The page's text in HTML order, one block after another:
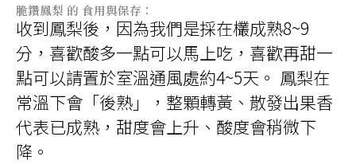
脆鑽鳳梨 的 食用與保存：
收到鳳梨後，因為我們是採在欉成熟8~9
分，喜歡酸多一點可以馬上吃，喜歡再甜一
點可以請置於室溫通風處約4~5天。 鳳梨在
常溫下會「後熟」，整顆轉黃、散發出果香
代表已成熟，甜度會上升、酸度會稍微下
降。